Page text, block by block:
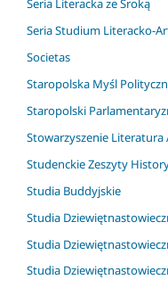
Seria Literacka ze Sroką
Seria Studium Literacko-
Societas
Staropolska Myśl
Staropolski
Stowarzyszenie
Studenckie Zeszyty
Studia Buddyjskie
Studia
Studia
Studia